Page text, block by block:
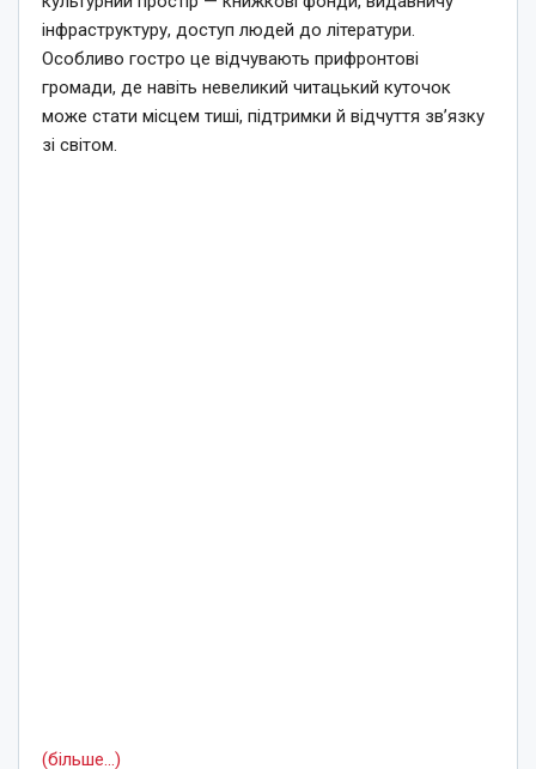
інфраструктуру, доступ людей до літератури.
Особливо гостро це відчувають прифронтові
громади, де навіть невеликий читацький куточок
може стати місцем тиші, підтримки й відчуття зв’язку
зі світом.
(більше…)